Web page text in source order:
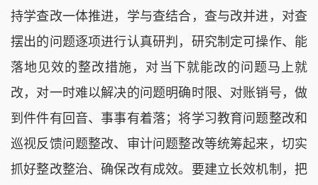
持学查改一体推进，学与查结合，查与改并进，对查
摆出的问题逐项进行认真研判，研究制定可操作、能
落地见效的整改措施，对当下就能改的问题马上就
改，对一时难以解决的问题明确时限、对账销号，做
到件件有回音、事事有着落；将学习教育问题整改和
巡视反馈问题整改、审计问题整改等统筹起来，切实
抓好整改整治、确保改有成效。要建立长效机制，把